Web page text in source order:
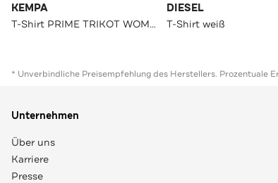
KEMPA
T-Shirt PRIME TRIKOT WOMEN royal/marine
DIESEL
T-Shirt weiß
* Unverbindliche Preisempfehlung des Herstellers. Prozentuale
Unternehmen
Über uns
Karriere
Presse